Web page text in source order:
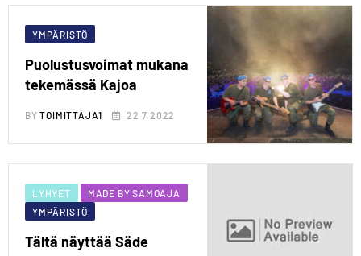
YMPÄRISTÖ
Puolustusvoimat mukana
tekemässä Kajoa
BYTOIMITTAJA1 22.7.2022
LYHYET
MADE BY SAMOAJA
YMPÄRISTÖ
Tältä näyttää Säde